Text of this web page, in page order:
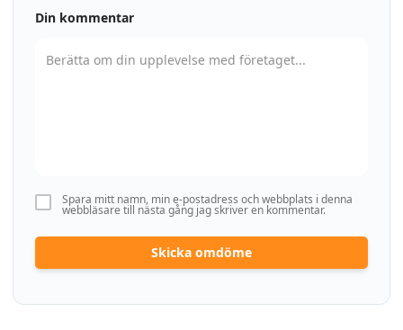
Din kommentar
Spara mitt namn, min e-postadress och webbplats i denna
webbläsare till nästa gång jag skriver en kommentar.
Skicka omdöme